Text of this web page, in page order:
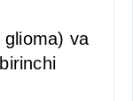
glioma) va